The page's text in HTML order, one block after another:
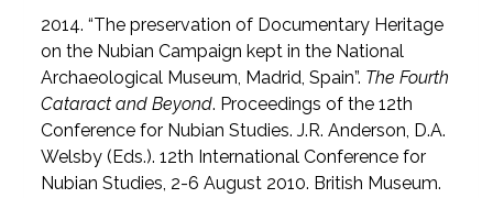
2014. “The preservation of Documentary Heritage
on the Nubian Campaign kept in the National
Archaeological Museum, Madrid, Spain”. The Fourth
Cataract and Beyond. Proceedings of the 12th
Conference for Nubian Studies. J.R. Anderson, D.A.
Welsby (Eds.). 12th International Conference for
Nubian Studies, 2-6 August 2010. British Museum.